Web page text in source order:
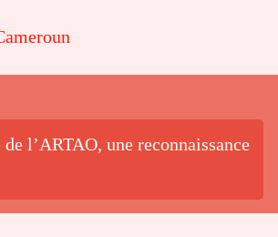
l’ARTAO, une reconnaissance